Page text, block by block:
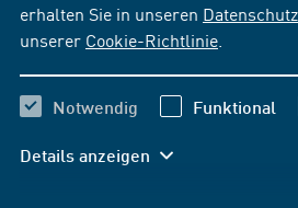
erhalten Sie in unseren
unserer Cookie-Richtlinie
Notwendig Funktional
Details anzeigen